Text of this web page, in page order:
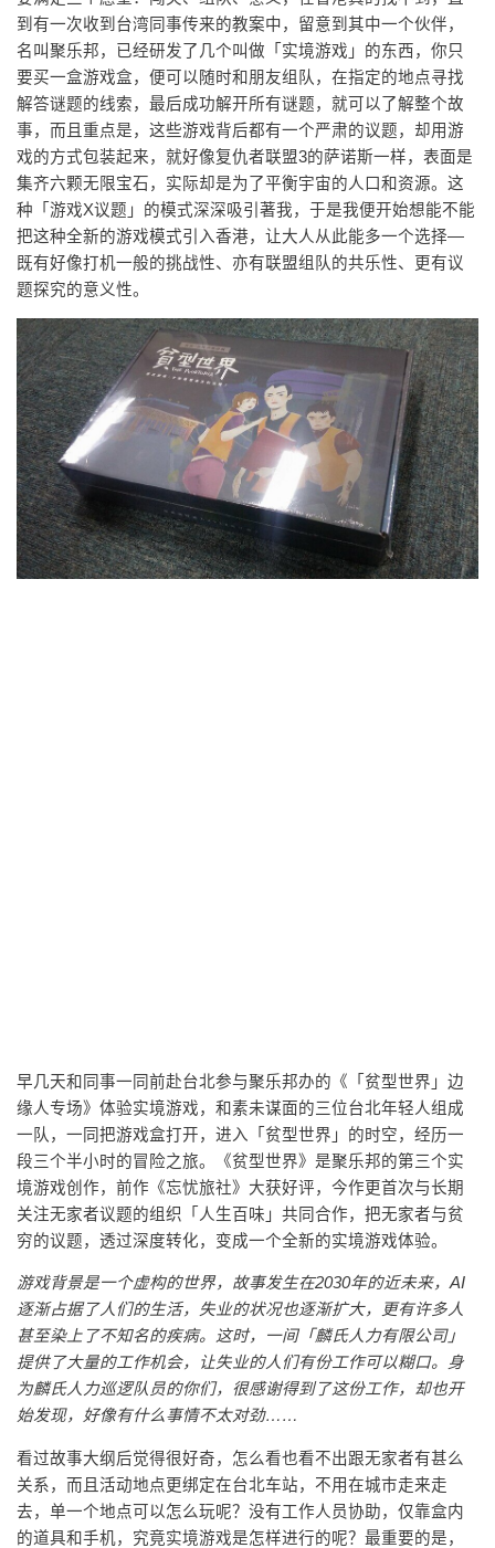
到有一次收到台湾同事传来的教案中，留意到其中一个伙伴，
名叫聚乐邦，已经研发了几个叫做「实境游戏」的东西，你只
要买一盒游戏盒，便可以随时和朋友组队，在指定的地点寻找
解答谜题的线索，最后成功解开所有谜题，就可以了解整个故
事，而且重点是，这些游戏背后都有一个严肃的议题，却用游
戏的方式包装起来，就好像复仇者联盟3的萨诺斯一样，表面是
集齐六颗无限宝石，实际却是为了平衡宇宙的人口和资源。这
种「游戏X议题」的模式深深吸引著我，于是我便开始想能不能
把这种全新的游戏模式引入香港，让大人从此能多一个选择—
既有好像打机一般的挑战性、亦有联盟组队的共乐性、更有议
题探究的意义性。
早几天和同事一同前赴台北参与聚乐邦办的《「贫型世界」边
缘人专场》体验实境游戏，和素未谋面的三位台北年轻人组成
一队，一同把游戏盒打开，进入「贫型世界」的时空，经历一
段三个半小时的冒险之旅。《贫型世界》是聚乐邦的第三个实
境游戏创作，前作《忘忧旅社》大获好评，今作更首次与长期
关注无家者议题的组织「人生百味」共同合作，把无家者与贫
穷的议题，透过深度转化，变成一个全新的实境游戏体验。
游戏背景是一个虚构的世界，故事发生在2030年的近未来，AI
逐渐占据了人们的生活，失业的状况也逐渐扩大，更有许多人
甚至染上了不知名的疾病。这时，一间「麟氏人力有限公司」
提供了大量的工作机会，让失业的人们有份工作可以糊口。身
为麟氏人力巡逻队员的你们，很感谢得到了这份工作，却也开
始发现，好像有什么事情不太对劲……
看过故事大纲后觉得很好奇，怎么看也看不出跟无家者有甚么
关系，而且活动地点更绑定在台北车站，不用在城巿走来走
去，单一个地点可以怎么玩呢？没有工作人员协助，仅靠盒内
的道具和手机，究竟实境游戏是怎样进行的呢？最重要的是，